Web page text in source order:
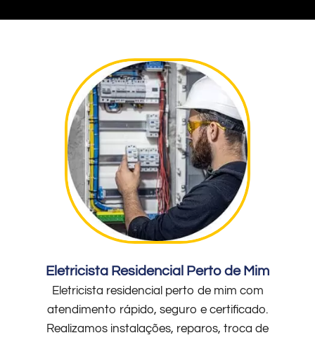
Eletricista Residencial Perto de Mim
Eletricista residencial perto de mim com
atendimento rápido, seguro e certificado.
Realizamos instalações, reparos, troca de